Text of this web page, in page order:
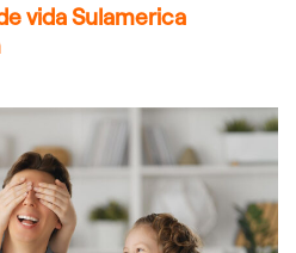
vida Sulamerica